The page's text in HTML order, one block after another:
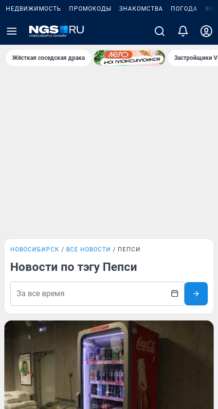
НЕДВИЖИМОСТЬ ПРОМОКОДЫ ЗНАКОМСТВА ПОГОДА
Жёсткая соседская драка Застройщики
НОВОСИБИРСК ВСЕ НОВОСТИ ПЕПСИ
Новости по тэгу Пепси